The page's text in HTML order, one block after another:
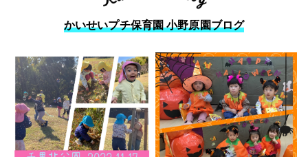
かいせいプチ保育園 小野原園ブログ